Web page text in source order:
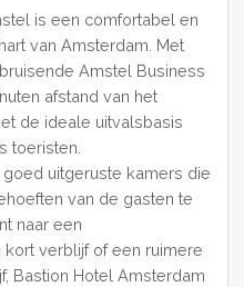
is een comfortabel en
van Amsterdam. Met
Amstel Business
afstand van het
de ideale uitvalsbasis
toeristen.
uitgeruste kamers die
van de gasten te
naar een
verblijf of een ruimere
Bastion Hotel Amsterdam